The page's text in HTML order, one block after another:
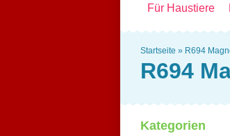
Für Haustiere
Startseite » R694
R694
Kategorien